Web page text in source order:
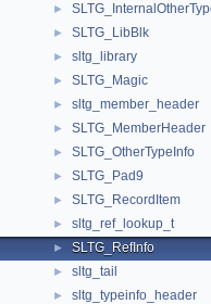
►
► SLTG_LibBlk
► sltg_library
► SLTG_Magic
► sltg_member_header
► SLTG_MemberHeader
► SLTG_OtherTypeInfo
► SLTG_Pad9
► SLTG_RecordItem
► sltg_ref_lookup_t
► SLTG_RefInfo
► sltg_tail
► sltg_typeinfo_header